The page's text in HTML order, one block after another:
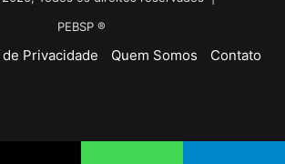
PEBSP ®
Privacidade Quem Somos Contato